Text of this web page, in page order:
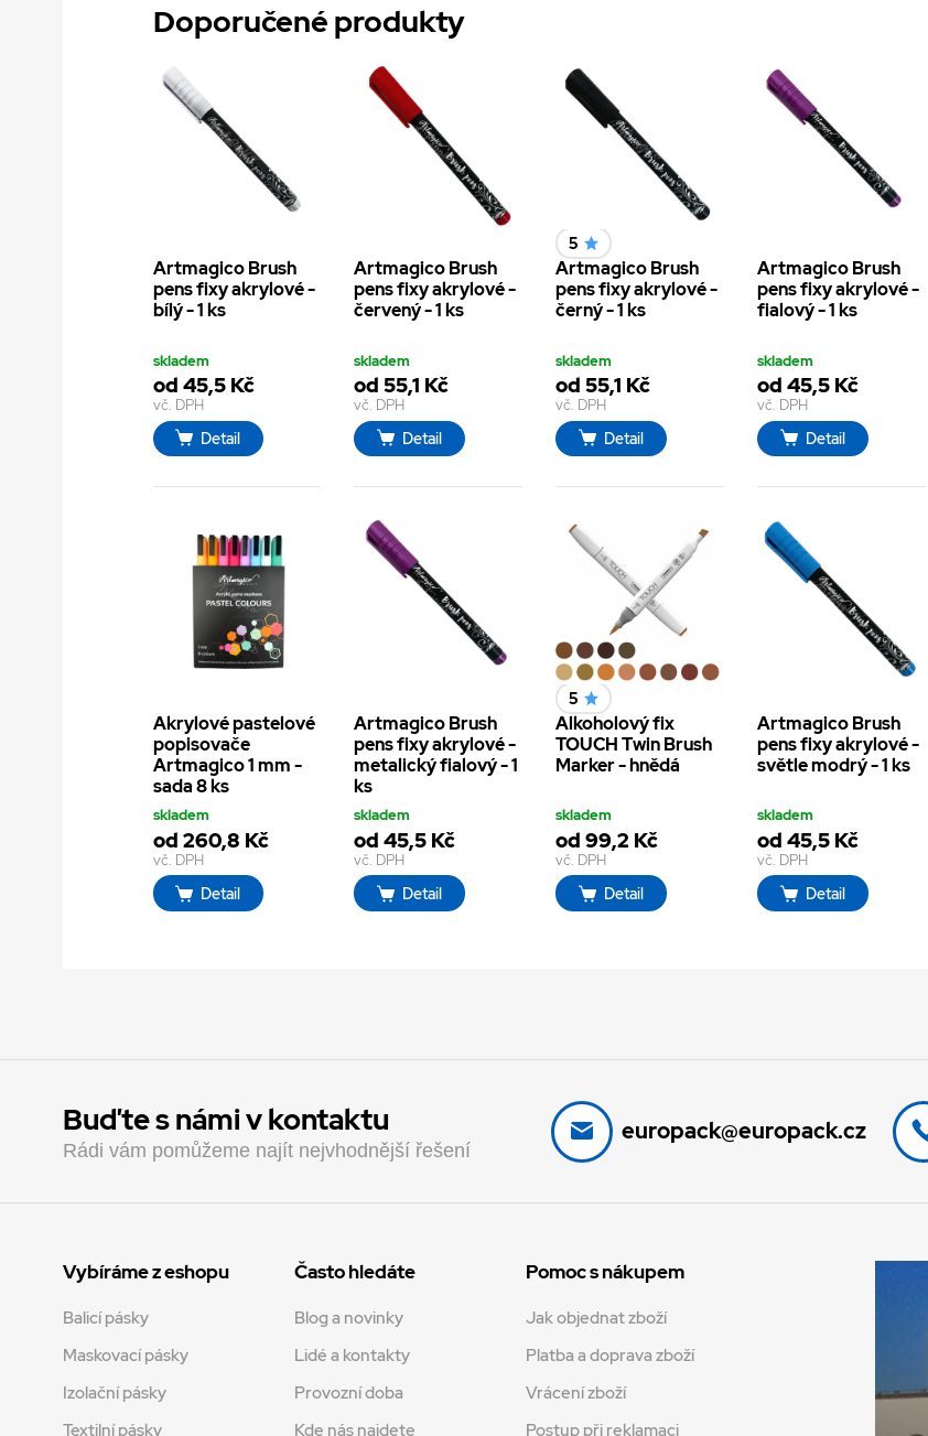
Doporučené produkty
Artmagico Brush
pens fixy akrylové -
bílý - 1 ks
skladem
od 45,5 Kč
vč. DPH
Detail
Artmagico Brush
pens fixy akrylové -
červený - 1 ks
skladem
od 55,1 Kč
vč. DPH
Detail
5
Artmagico Brush
pens fixy akrylové -
černý - 1 ks
skladem
od 55,1 Kč
vč. DPH
Detail
Artmagico Brush
pens fixy akrylové -
fialový - 1 ks
skladem
od 45,5 Kč
vč. DPH
Detail
Akrylové pastelové
popisovače
Artmagico 1 mm -
sada 8 ks
skladem
od 260,8 Kč
vč. DPH
Detail
Artmagico Brush
pens fixy akrylové -
metalický fialový - 1
ks
skladem
od 45,5 Kč
vč. DPH
Detail
5
Alkoholový fix
TOUCH Twin Brush
Marker - hnědá
skladem
od 99,2 Kč
vč. DPH
Detail
Artmagico Brush
pens fixy akrylové -
světle modrý - 1 ks
skladem
od 45,5 Kč
vč. DPH
Detail
Buďte s námi v kontaktu
Rádi vám pomůžeme najít nejvhodnější řešení
europack@europack.cz
Vybíráme z eshopu
Balicí pásky
Maskovací pásky
Izolační pásky
Textilní pásky
Často hledáte
Blog a novinky
Lidé a kontakty
Provozní doba
Kde nás najdete
Pomoc s nákupem
Jak objednat zboží
Platba a doprava zboží
Vrácení zboží
Postup při reklamaci